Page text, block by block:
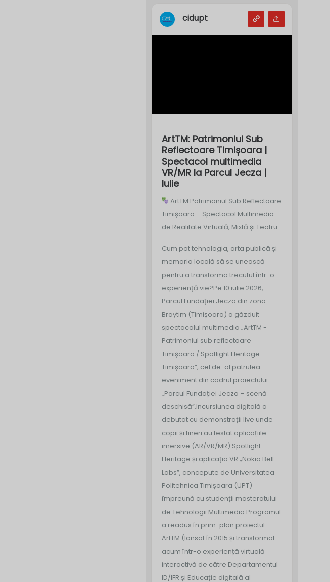
cidupt
ArtTM: Patrimoniul Sub
Reflectoare Timișoara |
Spectacol multimedia
VR/MR la Parcul Jecza |
Iulie
ArtTM Patrimoniul Sub Reflectoare
Timișoara – Spectacol Multimedia
de Realitate Virtuală, Mixtă și Teatru
Cum pot tehnologia, arta publică și
memoria locală să se unească
pentru a transforma trecutul într-o
experiență vie?Pe 10 iulie 2026,
Parcul Fundației Jecza din zona
Braytim (Timișoara) a găzduit
spectacolul multimedia „ArtTM -
Patrimoniul sub reflectoare
Timișoara / Spotlight Heritage
Timișoara”, cel de-al patrulea
eveniment din cadrul proiectului
„Parcul Fundației Jecza – scenă
deschisă”.Incursiunea digitală a
debutat cu demonstrații live unde
copii și tineri au testat aplicațiile
imersive (AR/VR/MR) Spotlight
Heritage și aplicația VR „Nokia Bell
Labs”, concepute de Universitatea
Politehnica Timișoara (UPT)
împreună cu studenții masteratului
de Tehnologii Multimedia.Programul
a readus în prim-plan proiectul
ArtTM (lansat în 2015 și transformat
acum într-o experiență virtuală
interactivă de către Departamentul
ID/IFR și Educație digitală al